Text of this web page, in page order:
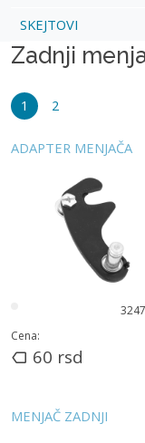
SKEJTOVI
Zadnji
1 2
ADAPTER MENJAČA
Cena:
60 rsd
MENJAČ ZADNJI